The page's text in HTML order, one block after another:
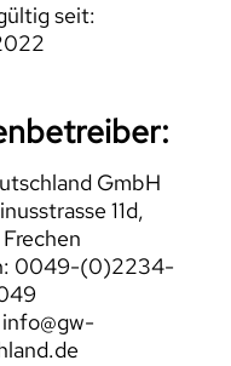
seit:
GmbH
11d,
0049-(0)2234-